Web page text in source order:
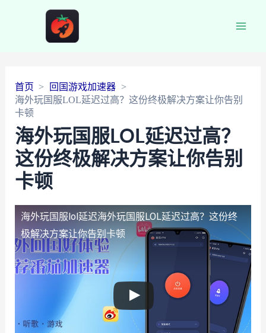
首页
回国游戏加速器
海外玩国服LOL延迟过高？这份终极解决方案让你告别
卡顿
海外玩国服LOL延迟过高？
这份终极解决方案让你告别
卡顿
海外玩国服lol延迟海外玩国服LOL延迟过高？这份终
极解决方案让你告别卡顿